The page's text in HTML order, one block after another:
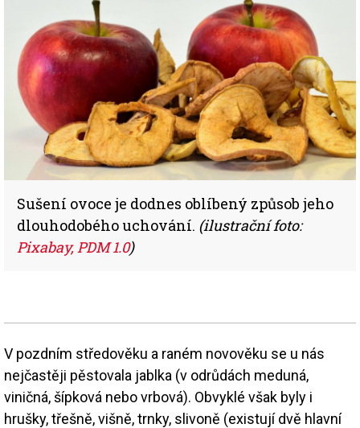
Sušení ovoce je dodnes oblíbený způsob jeho
dlouhodobého uchování. (ilustrační foto:
Pixabay, PDM 1.0)
V pozdním středověku a raném novověku se u nás
nejčastěji pěstovala jablka (v odrůdách meduná,
viničná, šípková nebo vrbová). Obvyklé však byly i
hrušky, třešně, višně, trnky, slivoně (existují dvě hlavní